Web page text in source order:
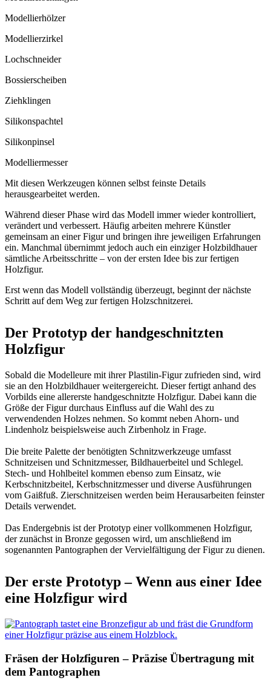
Modellierhölzer
Modellierzirkel
Lochschneider
Bossierscheiben
Ziehklingen
Silikonspachtel
Silikonpinsel
Modelliermesser
Mit diesen Werkzeugen können selbst feinste Details
herausgearbeitet werden.
Während dieser Phase wird das Modell immer wieder kontrolliert,
verändert und verbessert. Häufig arbeiten mehrere Künstler
gemeinsam an einer Figur und bringen ihre jeweiligen Erfahrungen
ein. Manchmal übernimmt jedoch auch ein einziger Holzbildhauer
sämtliche Arbeitsschritte – von der ersten Idee bis zur fertigen
Holzfigur.
Erst wenn das Modell vollständig überzeugt, beginnt der nächste
Schritt auf dem Weg zur fertigen Holzschnitzerei.
Der Prototyp der handgeschnitzten
Holzfigur
Sobald die Modelleure mit ihrer Plastilin-Figur zufrieden sind, wird
sie an den Holzbildhauer weitergereicht. Dieser fertigt anhand des
Vorbilds eine allererste handgeschnitzte Holzfigur. Dabei kann die
Größe der Figur durchaus Einfluss auf die Wahl des zu
verwendenden Holzes nehmen. So kommt neben Ahorn- und
Lindenholz beispielsweise auch Zirbenholz in Frage.
Die breite Palette der benötigten Schnitzwerkzeuge umfasst
Schnitzeisen und Schnitzmesser, Bildhauerbeitel und Schlegel.
Stech- und Hohlbeitel kommen ebenso zum Einsatz, wie
Kerbschnitzbeitel, Kerbschnitzmesser und diverse Ausführungen
vom Gaißfuß. Zierschnitzeisen werden beim Herausarbeiten feinster
Details verwendet.
Das Endergebnis ist der Prototyp einer vollkommenen Holzfigur,
der zunächst in Bronze gegossen wird, um anschließend im
sogenannten Pantographen der Vervielfältigung der Figur zu dienen.
Der erste Prototyp – Wenn aus einer Idee
eine Holzfigur wird
Fräsen der Holzfiguren – Präzise Übertragung mit
dem Pantographen